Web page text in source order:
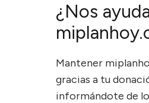
¿Nos
Mantener
gracias a tu
informándote de